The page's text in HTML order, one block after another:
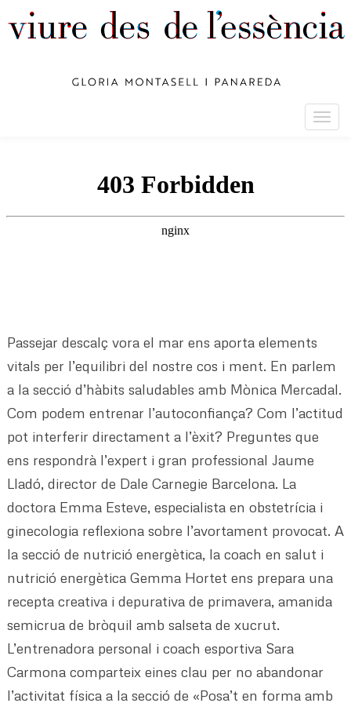
Passejar descalç vora el mar ens aporta elements
vitals per l’equilibri del nostre cos i ment. En parlem
a la secció d’hàbits saludables amb Mònica Mercadal.
Com podem entrenar l’autoconfiança? Com l’actitud
pot interferir directament a l’èxit? Preguntes que
ens respondrà l’expert i gran professional Jaume
Lladó, director de Dale Carnegie Barcelona. La
doctora Emma Esteve, especialista en obstetrícia i
ginecologia reflexiona sobre l’avortament provocat. A
la secció de nutrició energètica, la coach en salut i
nutrició energètica Gemma Hortet ens prepara una
recepta creativa i depurativa de primavera, amanida
semicrua de bròquil amb salseta de xucrut.
L’entrenadora personal i coach esportiva Sara
Carmona comparteix eines clau per no abandonar
l’activitat física a la secció de «Posa’t en forma amb